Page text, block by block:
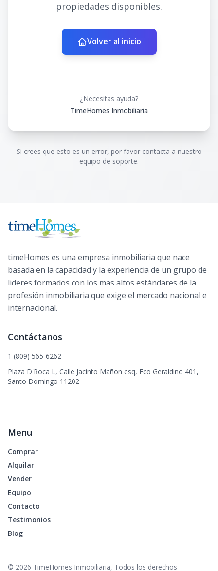
propiedades disponibles.
Volver al inicio
¿Necesitas ayuda?
TimeHomes Inmobiliaria
Si crees que esto es un error, por favor contacta a nuestro
equipo de soporte.
timeHomes es una empresa inmobiliaria que nace
basada en la capacidad y la experiencia de un grupo de
lideres formados con los mas altos estándares de la
profesión inmobiliaria que exige el mercado nacional e
internacional.
Contáctanos
1 (809) 565-6262
Plaza D'Roca L, Calle Jacinto Mañon esq, Fco Geraldino 401,
Santo Domingo 11202
Menu
Comprar
Alquilar
Vender
Equipo
Contacto
Testimonios
Blog
© 2026 TimeHomes Inmobiliaria, Todos los derechos